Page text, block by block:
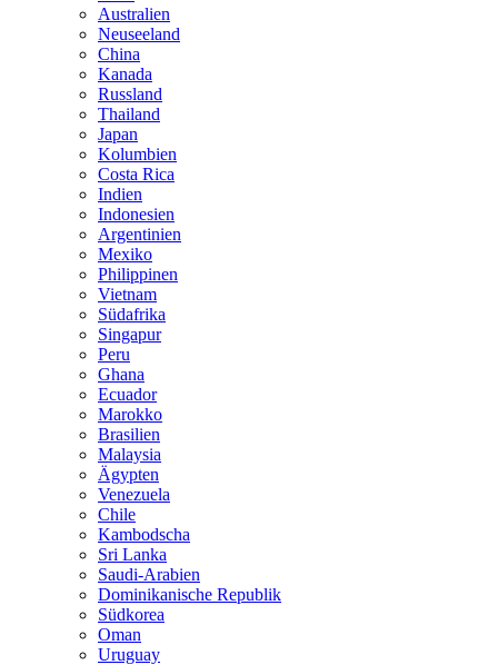
Australien
Neuseeland
China
Kanada
Russland
Thailand
Japan
Kolumbien
Costa Rica
Indien
Indonesien
Argentinien
Mexiko
Philippinen
Vietnam
Südafrika
Singapur
Peru
Ghana
Ecuador
Marokko
Brasilien
Malaysia
Ägypten
Venezuela
Chile
Kambodscha
Sri Lanka
Saudi-Arabien
Dominikanische Republik
Südkorea
Oman
Uruguay